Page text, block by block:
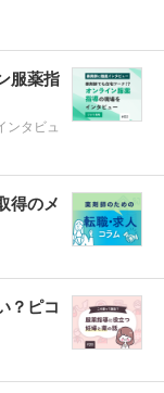
服薬指
ンタビュ
得のメ
？ピコ